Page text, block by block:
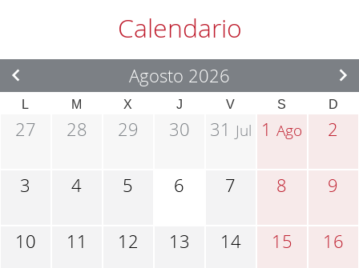
Calendario
Agosto 2026
L M X J V S D
27 28 29 30 31 Jul 1Ago 2
3 4 5 6 7 8 9
10 11 12 13 14 15 16